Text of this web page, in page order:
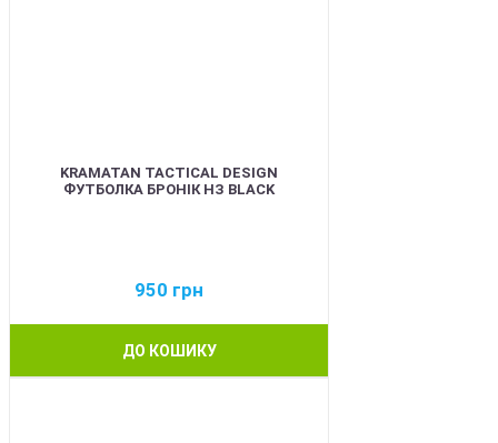
KRAMATAN TACTICAL DESIGN
ФУТБОЛКА БРОНІК НЗ BLACK
950 грн
ДО КОШИКУ